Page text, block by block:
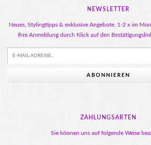
NEWSLETTER
Neues, Stylingtipps & exklusive Angebote, 1-2 x im
Ihre Anmeldung durch Klick auf den
ABONNIEREN
ZAHLUNGSARTEN
Sie können uns auf folgende Weise